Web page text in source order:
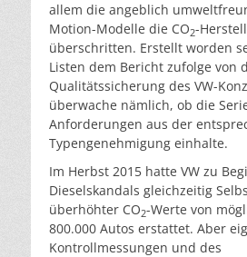
allem die angeblich
Motion-Modelle die CO2-
überschritten. Erstellt worden
Listen dem Bericht zufolge von
Qualitätssicherung des VW-
überwache nämlich, ob die
Anforderungen aus der
Typengenehmigung einhalte.
Im Herbst 2015 hatte VW zu
Dieselskandals gleichzeitig
überhöhter CO2-Werte von
800.000 Autos erstattet. Aber
Kontrollmessungen und des